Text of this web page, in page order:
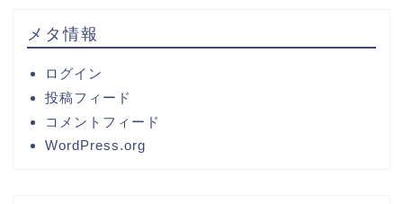
メタ情報
ログイン
投稿フィード
コメントフィード
WordPress.org